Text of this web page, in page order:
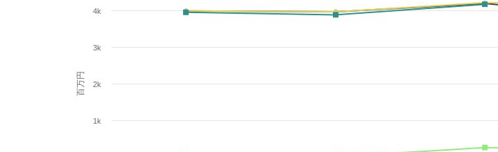
百万円
1k
2k
3k
4k